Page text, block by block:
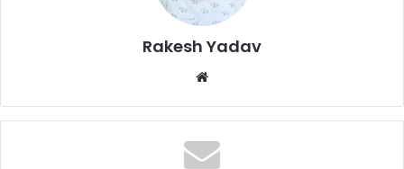
Rakesh Yadav
b
s
i